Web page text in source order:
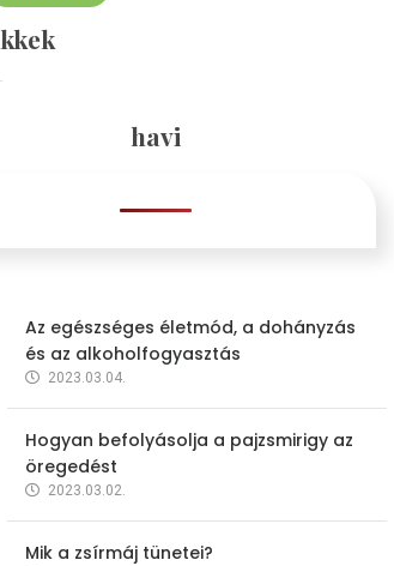
havi
Az egészséges életmód, a dohányzás
és az alkoholfogyasztás
2023.03.04.
Hogyan befolyásolja a pajzsmirigy az
öregedést
2023.03.02.
Mik a zsírmáj tünetei?